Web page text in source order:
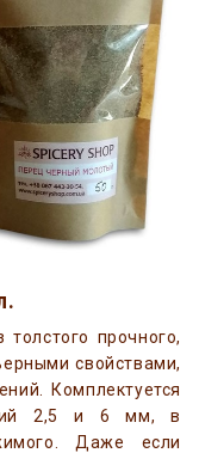
прочного,
свойствами,
Комплектуется
2,5 и 6 мм, в
Даже если